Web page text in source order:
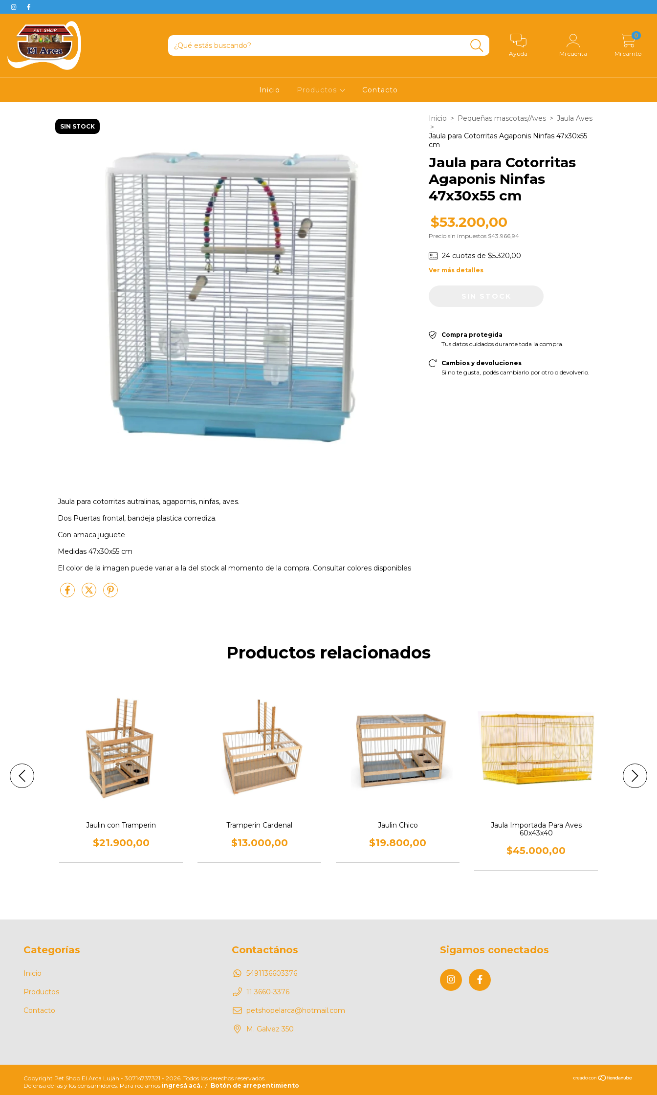
Ayuda Mi cuenta Mi carrito
0
Inicio Productos Contacto
SIN STOCK
Jaula para cotorritas autralinas, agapornis, ninfas, aves.
Dos Puertas frontal, bandeja plastica corrediza.
Con amaca juguete
Medidas 47x30x55 cm
El color de la imagen puede variar a la del stock al momento de la compra. Consultar colores disponibles
Inicio > Pequeñas mascotas/Aves > Jaula Aves
>
Jaula para Cotorritas Agaponis Ninfas 47x30x55
cm
Jaula para Cotorritas
Agaponis Ninfas
47x30x55 cm
$53.200,00
Precio sin impuestos $43.966,94
24 cuotas de $5.320,00
Ver más detalles
Compra protegida
Tus datos cuidados durante toda la compra.
Cambios y devoluciones
Si no te gusta, podés cambiarlo por otro o devolverlo.
Productos relacionados
Jaulin con Tramperin
$21.900,00
Tramperin Cardenal
$13.000,00
Jaulin Chico
$19.800,00
Jaula Importada Para Aves
60x43x40
$45.000,00
Categorías
Inicio
Productos
Contacto
Contactános
5491136603376
11 3660-3376
petshopelarca@hotmail.com
M. Galvez 350
Sigamos conectados
Copyright Pet Shop El Arca Luján - 30714737321 - 2026. Todos los derechos reservados.
Defensa de las y los consumidores. Para reclamos ingresá acá. / Botón de arrepentimiento